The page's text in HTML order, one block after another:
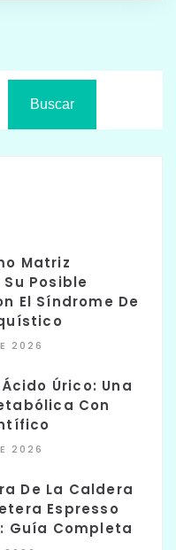
Buscar
Matriz
Posible
El Síndrome De
2026
Úrico: Una
Con
2026
De La Caldera
Espresso
Guía Completa